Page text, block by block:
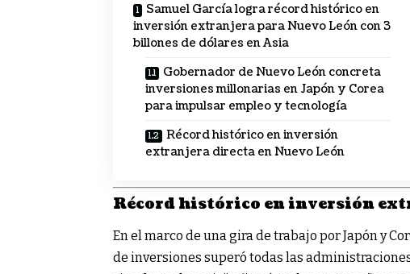
Samuel García logra récord histórico en
inversión extranjera para Nuevo León con 3
billones de dólares en Asia
Gobernador de Nuevo León concreta
inversiones millonarias en Japón y Corea
para impulsar empleo y tecnología
Récord histórico en inversión
extranjera directa en Nuevo León
Récord histórico en inversión
En el marco de una gira de trabajo por Japón y
de inversiones superó todas las